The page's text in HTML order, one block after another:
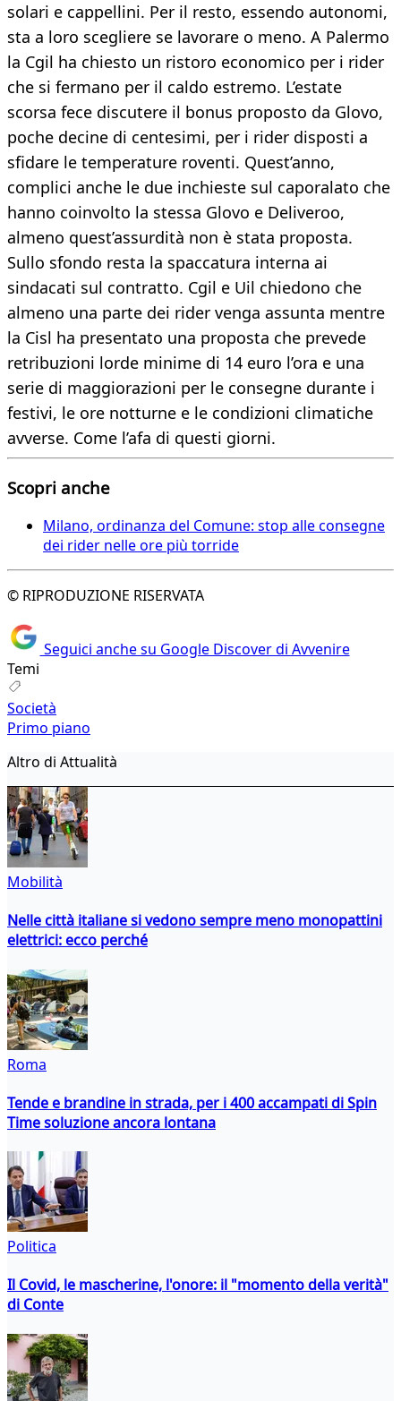
solari e cappellini. Per il resto, essendo autonomi,
sta a loro scegliere se lavorare o meno. A Palermo
la Cgil ha chiesto un ristoro economico per i rider
che si fermano per il caldo estremo. L’estate
scorsa fece discutere il bonus proposto da Glovo,
poche decine di centesimi, per i rider disposti a
sfidare le temperature roventi. Quest’anno,
complici anche le due inchieste sul caporalato che
hanno coinvolto la stessa Glovo e Deliveroo,
almeno quest’assurdità non è stata proposta.
Sullo sfondo resta la spaccatura interna ai
sindacati sul contratto. Cgil e Uil chiedono che
almeno una parte dei rider venga assunta mentre
la Cisl ha presentato una proposta che prevede
retribuzioni lorde minime di 14 euro l’ora e una
serie di maggiorazioni per le consegne durante i
festivi, le ore notturne e le condizioni climatiche
avverse. Come l’afa di questi giorni.
Scopri anche
Milano, ordinanza del Comune: stop alle consegne
dei rider nelle ore più torride
© RIPRODUZIONE RISERVATA
Seguici anche su Google Discover di Avvenire
Temi
Società
Primo piano
Altro di Attualità
Mobilità
Nelle città italiane si vedono sempre meno monopattini
elettrici: ecco perché
Roma
Tende e brandine in strada, per i 400 accampati di Spin
Time soluzione ancora lontana
Politica
Il Covid, le mascherine, l'onore: il "momento della verità"
di Conte